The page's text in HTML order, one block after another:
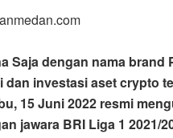
Saja dengan nama brand
dan investasi aset crypto
15 Juni 2022 resmi
jawara BRI Liga 1 2021/